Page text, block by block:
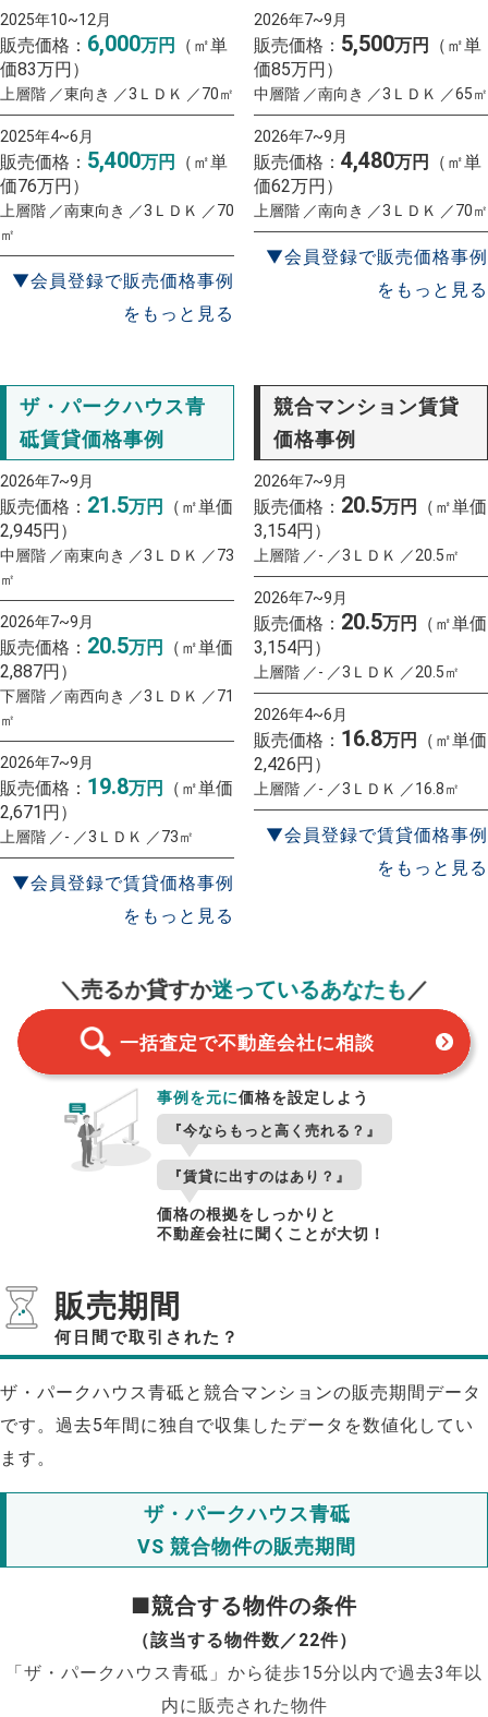
2025年10~12月
販売価格： 6,000万円
（㎡単
価83万円）
上層階 ／東向き ／3ＬＤＫ ／70㎡
2025年4~6月
販売価格： 5,400万円
（㎡単
価76万円）
上層階 ／南東向き ／3ＬＤＫ ／70
㎡
▼会員登録で販売価格事例
をもっと見る
2026年7~9月
販売価格： 5,500万円
（㎡単
価85万円）
中層階 ／南向き ／3ＬＤＫ ／65㎡
2026年7~9月
販売価格： 4,480万円
（㎡単
価62万円）
上層階 ／南向き ／3ＬＤＫ ／70㎡
▼会員登録で販売価格事例
をもっと見る
ザ・パークハウス青
砥賃貸価格事例
2026年7~9月
販売価格： 21.5万円
（㎡単価
2,945円）
中層階 ／南東向き ／3ＬＤＫ ／73
㎡
2026年7~9月
販売価格： 20.5万円
（㎡単価
2,887円）
下層階 ／南西向き ／3ＬＤＫ ／71
㎡
2026年7~9月
販売価格： 19.8万円
（㎡単価
2,671円）
上層階 ／- ／3ＬＤＫ ／73㎡
▼会員登録で賃貸価格事例
をもっと見る
競合マンション賃貸
価格事例
2026年7~9月
販売価格： 20.5万円
（㎡単価
3,154円）
上層階 ／- ／3ＬＤＫ ／20.5㎡
2026年7~9月
販売価格： 20.5万円
（㎡単価
3,154円）
上層階 ／- ／3ＬＤＫ ／20.5㎡
2026年4~6月
販売価格： 16.8万円
（㎡単価
2,426円）
上層階 ／- ／3ＬＤＫ ／16.8㎡
▼会員登録で賃貸価格事例
をもっと見る
＼売るか貸すか迷っているあなたも／
一括査定で不動産会社に相談
事例を元に価格を設定しよう
『今ならもっと高く売れる？』
『賃貸に出すのはあり？』
価格の根拠をしっかりと
不動産会社に聞くことが大切！
販売期間
何日間で取引された？
ザ・パークハウス青砥と競合マンションの販売期間データ
です。過去5年間に独自で収集したデータを数値化してい
ます。
ザ・パークハウス青砥
VS 競合物件の販売期間
■競合する物件の条件
（該当する物件数／22件）
「ザ・パークハウス青砥」から徒歩15分以内で過去3年以
内に販売された物件